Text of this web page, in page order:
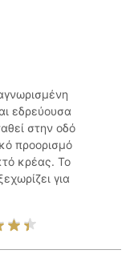
εδρεύουσα
στην οδό
προορισμό
κρέας. Το
για